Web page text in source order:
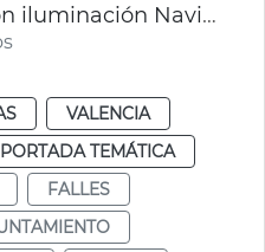
Incremento inversión iluminación Navidad, Fallas y barrios
VALENCIA
TEMÁTICA
FALLES